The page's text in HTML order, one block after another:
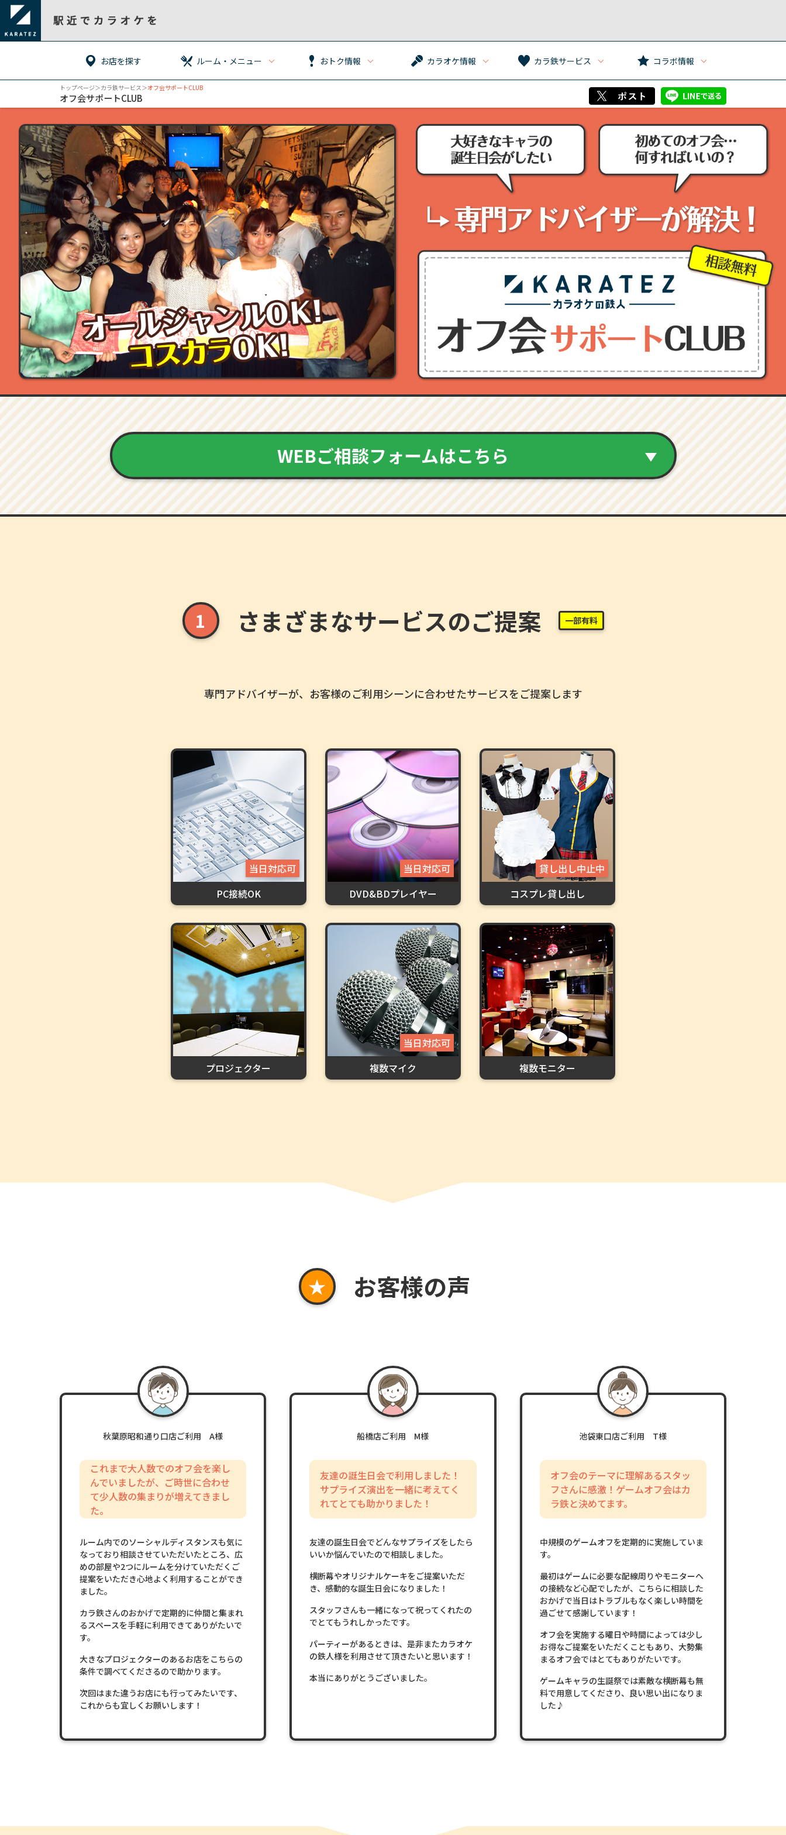
お店を探す ルーム・メニュー おトク情報 カラオケ情報 カラ鉄サービス コラボ情報
トップページ＞カラ鉄サービス＞オフ会サポートCLUB
オフ会サポートCLUB
WEBご相談フォームはこちら
1 さまざまなサービスのご提案 一部有料
専門アドバイザーが、お客様のご利用シーンに合わせたサービスをご提案します
当日対応可
PC接続OK
当日対応可
DVD&BDプレイヤー
貸し出し中止中
コスプレ貸し出し
プロジェクター
当日対応可
複数マイク
複数モニター
★ お客様の声
秋葉原昭和通り口店ご利用 A様
これまで大人数でのオフ会を楽し
んでいましたが、ご時世に合わせ
て少人数の集まりが増えてきまし
た。
ルーム内でのソーシャルディスタンスも気に
なっており相談させていただいたところ、広
めの部屋や2つにルームを分けていただくご
提案をいただき心地よく利用することができ
ました。
カラ鉄さんのおかげで定期的に仲間と集まれ
るスペースを手軽に利用できてありがたいで
す。
大きなプロジェクターのあるお店をこちらの
条件で調べてくださるので助かります。
次回はまた違うお店にも行ってみたいです、
これからも宜しくお願いします！
船橋店ご利用 M様
友達の誕生日会で利用しました！
サプライズ演出を一緒に考えてく
れてとても助かりました！
友達の誕生日会でどんなサプライズをしたら
いいか悩んでいたので相談しました。
横断幕やオリジナルケーキをご提案いただ
き、感動的な誕生日会になりました！
スタッフさんも一緒になって祝ってくれたの
でとてもうれしかったです。
パーティーがあるときは、是非またカラオケ
の鉄人様を利用させて頂きたいと思います！
本当にありがとうございました。
池袋東口店ご利用 T様
オフ会のテーマに理解あるスタッ
フさんに感激！ゲームオフ会はカ
ラ鉄と決めてます。
中規模のゲームオフを定期的に実施していま
す。
最初はゲームに必要な配線周りやモニターへ
の接続など心配でしたが、こちらに相談した
おかげで当日はトラブルもなく楽しい時間を
過ごせて感謝しています！
オフ会を実施する曜日や時間によっては少し
お得なご提案をいただくこともあり、大勢集
まるオフ会ではとてもありがたいです。
ゲームキャラの生誕祭では素敵な横断幕も無
料で用意してくださり、良い思い出になりま
した♪